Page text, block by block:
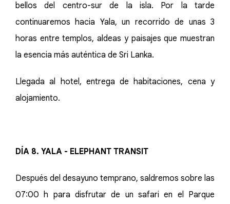
bellos del centro-sur de la isla. Por la tarde
continuaremos hacia Yala, un recorrido de unas 3
horas entre templos, aldeas y paisajes que muestran
la esencia más auténtica de Sri Lanka.
Llegada al hotel, entrega de habitaciones, cena y
alojamiento.
DÍA 8. YALA - ELEPHANT TRANSIT
Después del desayuno temprano, saldremos sobre las
07:00 h para disfrutar de un safari en el Parque